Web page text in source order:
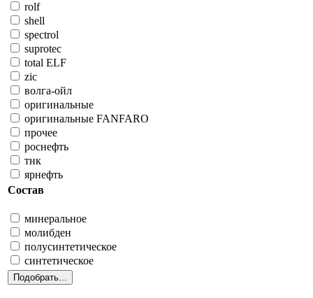
rolf
shell
spectrol
suprotec
total ELF
zic
волга-ойл
оригинальные
оригинальные FANFARO
прочее
роснефть
тнк
ярнефть
Состав
минеральное
молибден
полусинтетическое
синтетическое